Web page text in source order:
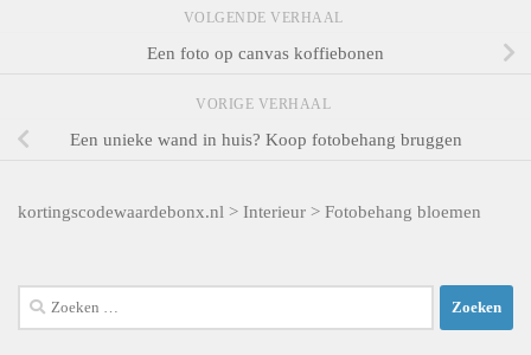
VOLGENDE VERHAAL
Een foto op canvas koffiebonen
VORIGE VERHAAL
Een unieke wand in huis? Koop fotobehang bruggen
kortingscodewaardebonx.nl > Interieur > Fotobehang bloemen
Zoeken
naar: